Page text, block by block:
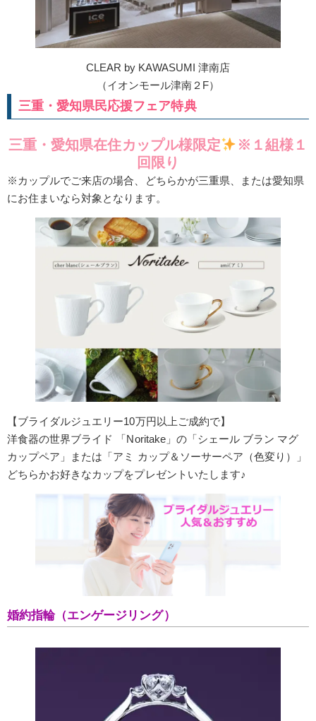
CLEAR by KAWASUMI 津南店
（イオンモール津南２F）
三重・愛知県民応援フェア特典
三重・愛知県在住カップル様限定
※１組様１
回限り
※カップルでご来店の場合、どちらかが三重県、または愛知県
にお住まいなら対象となります。
【ブライダルジュエリー10万円以上ご成約で】
洋食器の世界ブライド 「Noritake」の「シェール ブラン マグ
カップペア」または「アミ カップ＆ソーサーペア（色変り）」
どちらかお好きなカップをプレゼントいたします♪
婚約指輪（エンゲージリング）